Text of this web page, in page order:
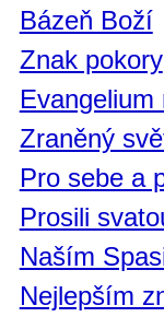
Bázeň Boží
Znak pokory
Evangelium
Zraněný
Pro sebe a
Prosili
Naším
Nejlepším